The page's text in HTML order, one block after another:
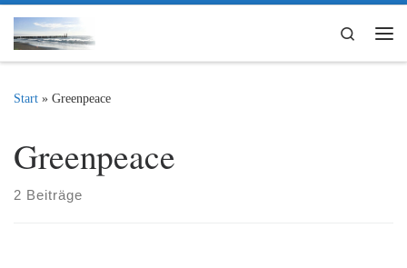
Zum Inhalt springen
Search
Start » Greenpeace
Greenpeace
2 Beiträge